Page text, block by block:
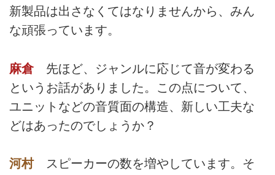
新製品は出さなくてはなりませんから、みん
な頑張っています。
麻倉先ほど、ジャンルに応じて音が変わる
というお話がありました。この点について、
ユニットなどの音質面の構造、新しい工夫な
どはあったのでしょうか？
河村スピーカーの数を増やしています。そ